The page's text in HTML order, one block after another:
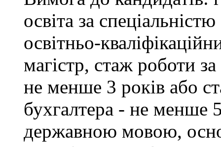
освіта за
освітньо-
магістр, стаж роботи
не менше 3 років або
бухгалтера - не менше
державною мовою,